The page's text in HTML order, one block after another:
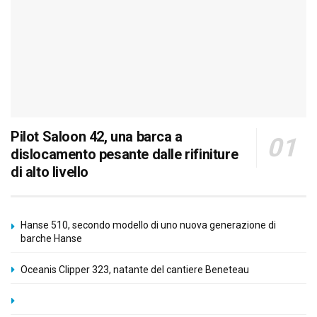
Pilot Saloon 42, una barca a
dislocamento pesante dalle rifiniture
di alto livello
Hanse 510, secondo modello di uno nuova generazione di
barche Hanse
Oceanis Clipper 323, natante del cantiere Beneteau